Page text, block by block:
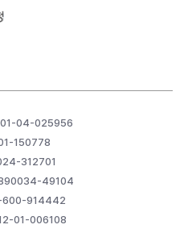
04-025956
150778
312701
49104
600-914442
01-006108